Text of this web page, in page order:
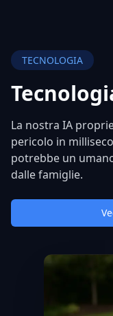
TECNOLOGIA
La nostra IA
pericolo in
potrebbe un
dalle famiglie.